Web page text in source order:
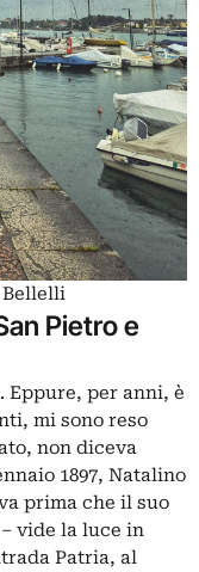
Bellelli
Pietro e
Eppure, per anni, è
mi sono reso
non diceva
1897, Natalino
prima che il suo
vide la luce in
Patria, al